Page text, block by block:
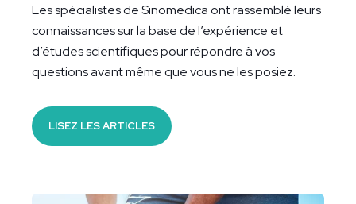
Les spécialistes de Sinomedica ont rassemblé leurs
connaissances sur la base de l’expérience et
d’études scientifiques pour répondre à vos
questions avant même que vous ne les posiez.
LISEZ LES ARTICLES